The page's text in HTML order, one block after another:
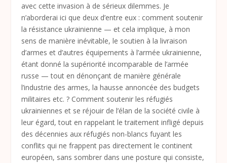
avec cette invasion à de sérieux dilemmes. Je
n’aborderai ici que deux d’entre eux : comment soutenir
la résistance ukrainienne — et cela implique, à mon
sens de manière inévitable, le soutien à la livraison
d’armes et d’autres équipements à l’armée ukrainienne,
étant donné la supériorité incomparable de l’armée
russe — tout en dénonçant de manière générale
l’industrie des armes, la hausse annoncée des budgets
militaires etc. ? Comment soutenir les réfugiés
ukrainiennes et se réjouir de l’élan de la société civile à
leur égard, tout en rappelant le traitement infligé depuis
des décennies aux réfugiés non-blancs fuyant les
conflits qui ne frappent pas directement le continent
européen, sans sombrer dans une posture qui consiste,